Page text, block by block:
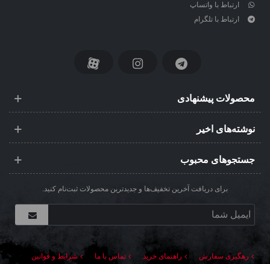
ارتباط با واتساپ
ارتباط با تلگرام
محصولات پیشنهادی
نوشته‌های اخیر
جستجوهای محبوب
برای دریافت آخرین تخفیف‌ها و جدیدترین محصولات ثبت‌نام کنید.
رهگیری سفارش راهنمای خرید تماس با ما
شرایط و قوانین